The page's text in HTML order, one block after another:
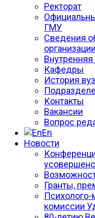
Ректорат
ГМУ
Сведения
организации
Кафедры
История
Контакты
Вакансии
Вопрос
En
Новости
Гранты,
Психолого-
комиссии